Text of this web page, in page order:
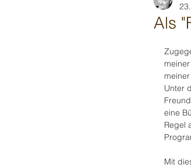
Als
meiner
meiner
Unter
eine
Regel
Mit